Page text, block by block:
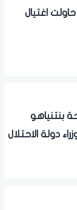
حاولت اغتيال
بنتنياهو
دولة الاحتلال